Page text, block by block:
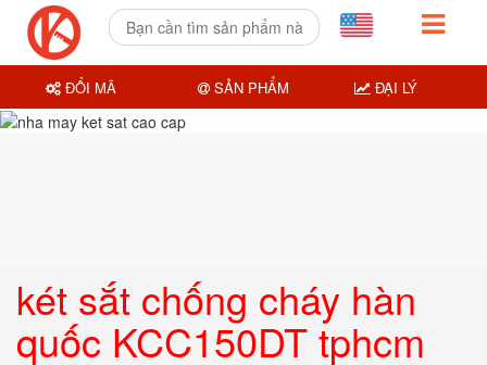
két sắt chống cháy hàn
quốc KCC150DT tphcm
ĐỔI MÃ SẢN PHẨM ĐẠI LÝ